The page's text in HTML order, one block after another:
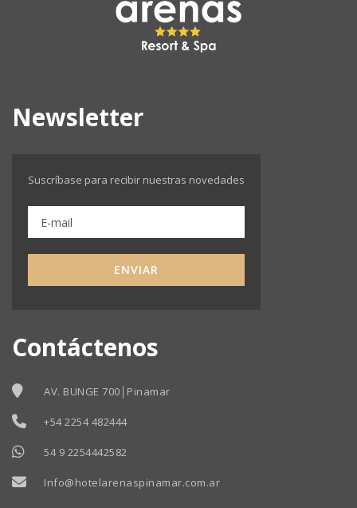
Newsletter
Suscríbase para recibir nuestras novedades
ENVIAR
Contáctenos
AV. BUNGE 700│Pinamar
+54 2254 482444
54 9 2254442582
Info@hotelarenaspinamar.com.ar